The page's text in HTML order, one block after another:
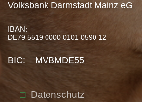
Volksbank Darmstadt Mainz eG
IBAN:
DE79 5519 0000 0101 0590 12
BIC: MVBMDE55
Datenschutz